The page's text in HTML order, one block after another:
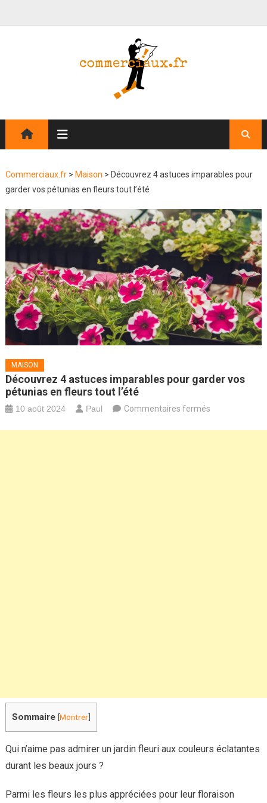
Commerciaux.fr> Maison > Découvrez 4 astuces imparables pour
garder vos pétunias en fleurs tout l’été
MAISON
Découvrez 4 astuces imparables pour garder vos
pétunias en fleurs tout l’été
10 août 2024 Paul Commentaires ferméssur
Sommaire [Montrer]
Qui n’aime pas admirer un jardin fleuri aux couleurs éclatantes
durant les beaux jours ?
Parmi les fleurs les plus appréciées pour leur floraison